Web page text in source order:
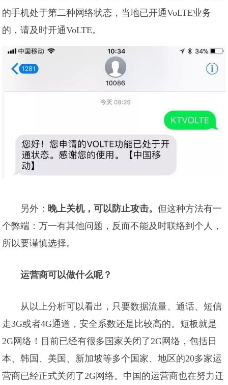
的手机处于第二种网络状态，当地已开通VoLTE业务
的，请及时开通VoLTE。
另外： 晚上关机，可以防止攻击。但这种方法有一
个弊端：万一有其他问题，反而不能及时联络到个人，
所以要谨慎选择。
运营商可以做什么呢？
从以上分析可以看出，只要数据流量、通话、短信
走3G或者4G通道，安全系数还是比较高的。短板就是
2G网络！目前已经有很多国家关闭了2G网络，包括日
本、韩国、美国、新加坡等多个国家、地区的20多家运
营商已经正式关闭了2G网络。中国的运营商也在努力迁